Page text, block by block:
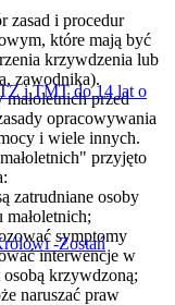
zasad i procedur
które mają być
krzywdzenia lub
zawodnika).
przed
opracowywania
i wiele innych.
przyjęto
zatrudniane osoby
małoletnich;
symptomy
interwencje w
osobą krzywdzoną;
naruszać praw
i TMT do 14 lat o
-Zostań